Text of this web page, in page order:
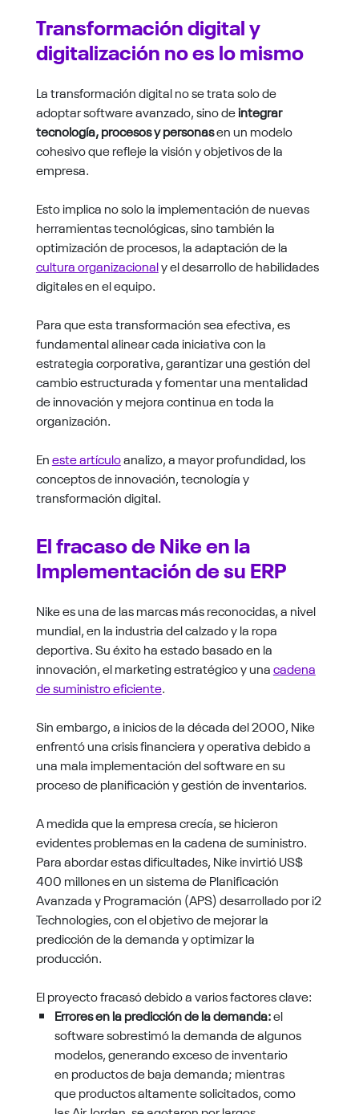
Transformación digital y
digitalización no es lo mismo
La transformación digital no se trata solo de
adoptar software avanzado, sino deintegrar
tecnología, procesos y personasen un modelo
cohesivo que refleje la visión y objetivos de la
empresa.
Esto implica no solo la implementación de nuevas
herramientas tecnológicas, sino también la
optimización de procesos, la adaptación de la
cultura organizacionaly el desarrollo de habilidades
digitales en el equipo.
Para que esta transformación sea efectiva, es
fundamental alinear cada iniciativa con la
estrategia corporativa, garantizar una gestión del
cambio estructurada y fomentar una mentalidad
de innovación y mejora continua en toda la
organización.
Eneste artículoanalizo, a mayor profundidad, los
conceptos de innovación, tecnología y
transformación digital.
El fracaso de Nike en la
Implementación de su ERP
Nike es una de las marcas más reconocidas, a nivel
mundial, en la industria del calzado y la ropa
deportiva. Su éxito ha estado basado en la
innovación, el marketing estratégico y unacadena
de suministro eficiente.
Sin embargo, a inicios de la década del 2000, Nike
enfrentó una crisis financiera y operativa debido a
una mala implementación del software en su
proceso de planificación y gestión de inventarios.
A medida que la empresa crecía, se hicieron
evidentes problemas en la cadena de suministro.
Para abordar estas dificultades, Nike invirtió US$
400 millones en un sistema de Planificación
Avanzada y Programación (APS) desarrollado por i2
Technologies, con el objetivo de mejorar la
predicción de la demanda y optimizar la
producción.
El proyecto fracasó debido a varios factores clave:
Errores en la predicción de la demanda:el
software sobrestimó la demanda de algunos
modelos, generando exceso de inventario
en productos de baja demanda; mientras
que productos altamente solicitados, como